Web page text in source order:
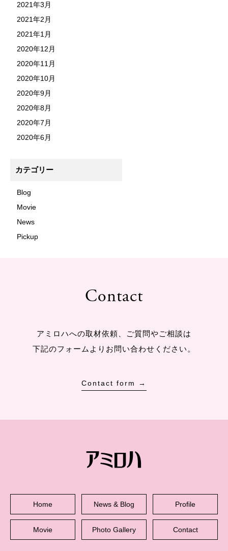
2021年3月
2021年2月
2021年1月
2020年12月
2020年11月
2020年10月
2020年9月
2020年8月
2020年7月
2020年6月
カテゴリー
Blog
Movie
News
Pickup
Contact
アミロハへの取材依頼、ご質問やご相談は
下記のフォームよりお問い合わせください。
Contact form →
Home News & Blog Profile
Movie Photo Gallery Contact